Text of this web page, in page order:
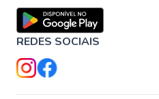
REDES SOCIAIS